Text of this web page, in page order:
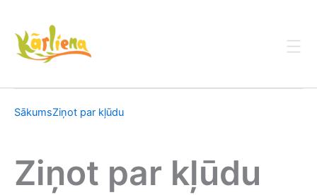
content
SākumsZiņot par kļūdu
Ziņot par kļūdu